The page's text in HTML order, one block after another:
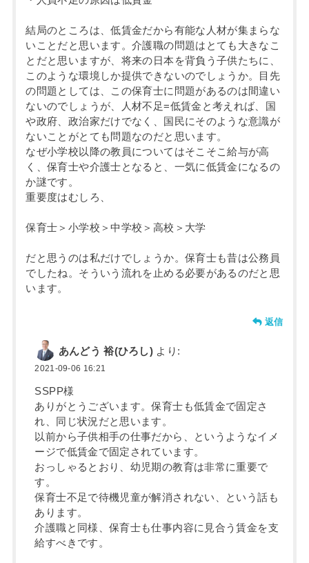
結局のところは、低賃金だから有能な人材が集まらな
いことだと思います。介護職の問題はとても大きなこ
とだと思いますが、将来の日本を背負う子供たちに、
このような環境しか提供できないのでしょうか。目先
の問題としては、この保育士に問題があるのは間違い
ないのでしょうが、人材不足=低賃金と考えれば、国
や政府、政治家だけでなく、国民にそのような意識が
ないことがとても問題なのだと思います。
なぜ小学校以降の教員についてはそこそこ給与が高
く、保育士や介護士となると、一気に低賃金になるの
か謎です。
重要度はむしろ、
保育士＞小学校＞中学校＞高校＞大学
だと思うのは私だけでしょうか。保育士も昔は公務員
でしたね。そういう流れを止める必要があるのだと思
います。
返信
あんどう 裕(ひろし) より:
2021-09-06 16:21
SSPP様
ありがとうございます。保育士も低賃金で固定さ
れ、同じ状況だと思います。
以前から子供相手の仕事だから、というようなイメ
ージで低賃金で固定されています。
おっしゃるとおり、幼児期の教育は非常に重要で
す。
保育士不足で待機児童が解消されない、という話も
あります。
介護職と同様、保育士も仕事内容に見合う賃金を支
給すべきです。